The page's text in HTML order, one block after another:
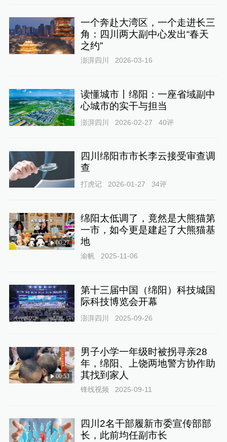
一个奔赴大湾区，一个走进长三
角：四川两大副中心发出“春天
之约”
澎湃四川 2026-03-16
读懂城市丨绵阳：一座省域副中
心城市的实干与担当
澎湃四川 2026-02-27 40评
四川绵阳市市长李云接受审查调
查
打虎记 2026-01-27 34评
00:27
绵阳太低调了，竟然是大熊猫第
一市，如今更是建起了大熊猫基
地
渝帆 2025-11-06
第十三届中国（绵阳）科技城国
际科技博览会开幕
澎湃四川 2025-09-26
00:53
男子小学一年级时被拐寻亲28
年，绵阳、上饶两地警方协作助
其找到家人
锋线视频 2025-09-11
四川2名干部履新市委宣传部部
长，此前均任副市长